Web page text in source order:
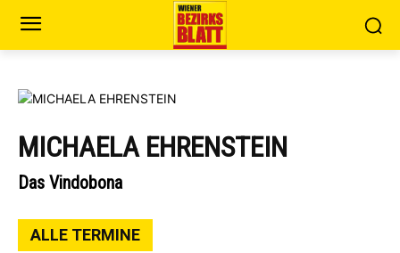
MICHAELA EHRENSTEIN
Das Vindobona
ALLE TERMINE